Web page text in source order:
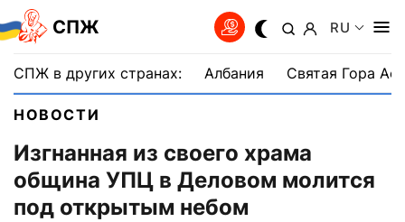
СПЖ RU
СПЖ в других странах: Албания Святая Гора
НОВОСТИ
Изгнанная из своего храма
община УПЦ в Деловом молится
под открытым небом